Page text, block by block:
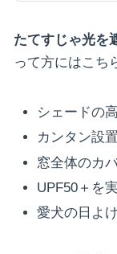
たてすじゃ光を
って方にはこち
シェードの
カンタン設
窓全体のカ
UPF50＋を
愛犬の日よ